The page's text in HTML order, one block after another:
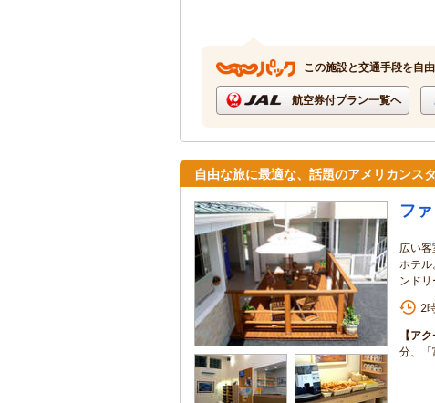
この施設と交通手段を自
航空券付プラン一覧へ
自由な旅に最適な、話題のアメリカンス
フ
広い
ホテ
ンド
2
【アク
分、「